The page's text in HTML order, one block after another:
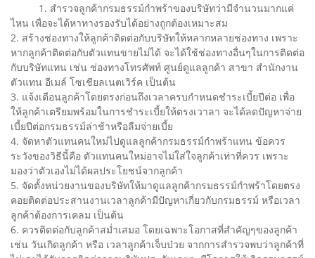
1. สำรวจลูกค้ากรมธรรม์กำพร้าของบริษัทว่ามีจำนวนมากแค่
ไหน เพื่อจะได้หาทางรองรับได้อย่างถูกต้องเหมาะสม
2. สร้างช่องทางให้ลูกค้าติดต่อกับบริษัทให้หลากหลายช่องทาง เพราะ
หากลูกค้าติดต่อกับตัวแทนขายไม่ได้ จะได้ใช้ช่องทางอื่นๆในการติดต่อ
กับบริษัทแทน เช่น ช่องทางโทรศัพท์ ศูนย์ดูแลลูกค้า สาขา สำนักงาน
ตัวแทน อีเมล์ โซเชียลเนตเวิร์ค เป็นต้น
3. แจ้งเตือนลูกค้าโดยตรงก่อนถึงเวลาครบกำหนดชำระเบี้ยปีต่อ เพื่อ
ให้ลูกค้าเตรียมพร้อมในการชำระเบี้ยให้ตรงเวาลา จะได้ลดปัญหาจ่าย
เบี้ยปีต่อกรมธรรม์ล่าช้าหรือลืมจ่ายเบี้ย
4. จัดหาตัวแทนคนใหม่ไปดูแลลูกค้ากรมธรรม์กำพร้าแทน ข้อควร
ระวังของวิธีนี้คือ ตัวแทนคนใหม่อาจไม่ใส่ใจลูกค้าเท่าที่ควร เพราะ
มองว่าตัวเองไม่ได้ผลประโยชน์จากลูกค้า
5. จัดตั้งหน่วยงานของบริษัทให้มาดูแลลูกค้ากรมธรรม์กำพร้าโดยตรง
คอยติดต่อประสานงานเวลาลูกค้ามีปัญหาเกี่ยวกับกรมธรรม์ หรือเวลา
ลูกค้าต้องการเคลม เป็นต้น
6. ควรติดต่อกับลูกค้าสม่ำเสมอ โดยเฉพาะโอกาสที่สำคัญๆของลูกค้า
เช่น วันเกิดลูกค้า หรือ เวลาลูกค้าเจ็บป่วย จากการสำรวจพบว่าลูกค้าที่